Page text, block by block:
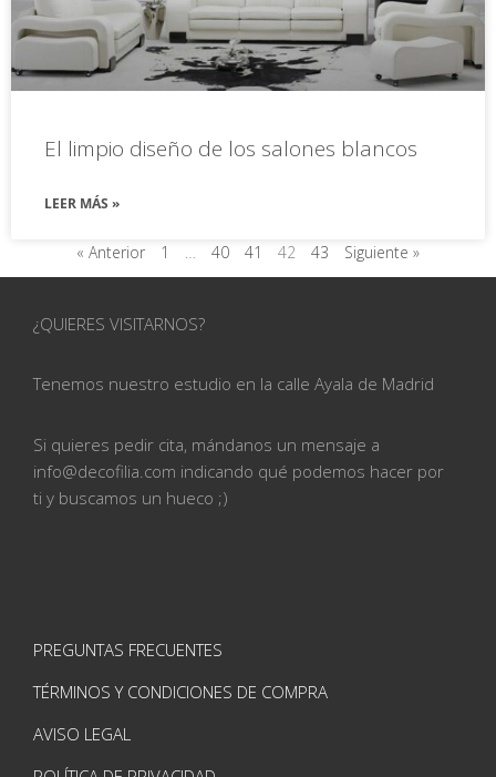
El limpio diseño de los salones blancos
LEER MÁS »
« Anterior 1 40 41 42 43 Siguiente »
¿QUIERES VISITARNOS?
Tenemos nuestro estudio en la calle Ayala de Madrid
Si quieres pedir cita, mándanos un mensaje a
info@decofilia.com indicando qué podemos hacer por
ti y buscamos un hueco ;)
PREGUNTAS FRECUENTES
TÉRMINOS Y CONDICIONES DE COMPRA
AVISO LEGAL